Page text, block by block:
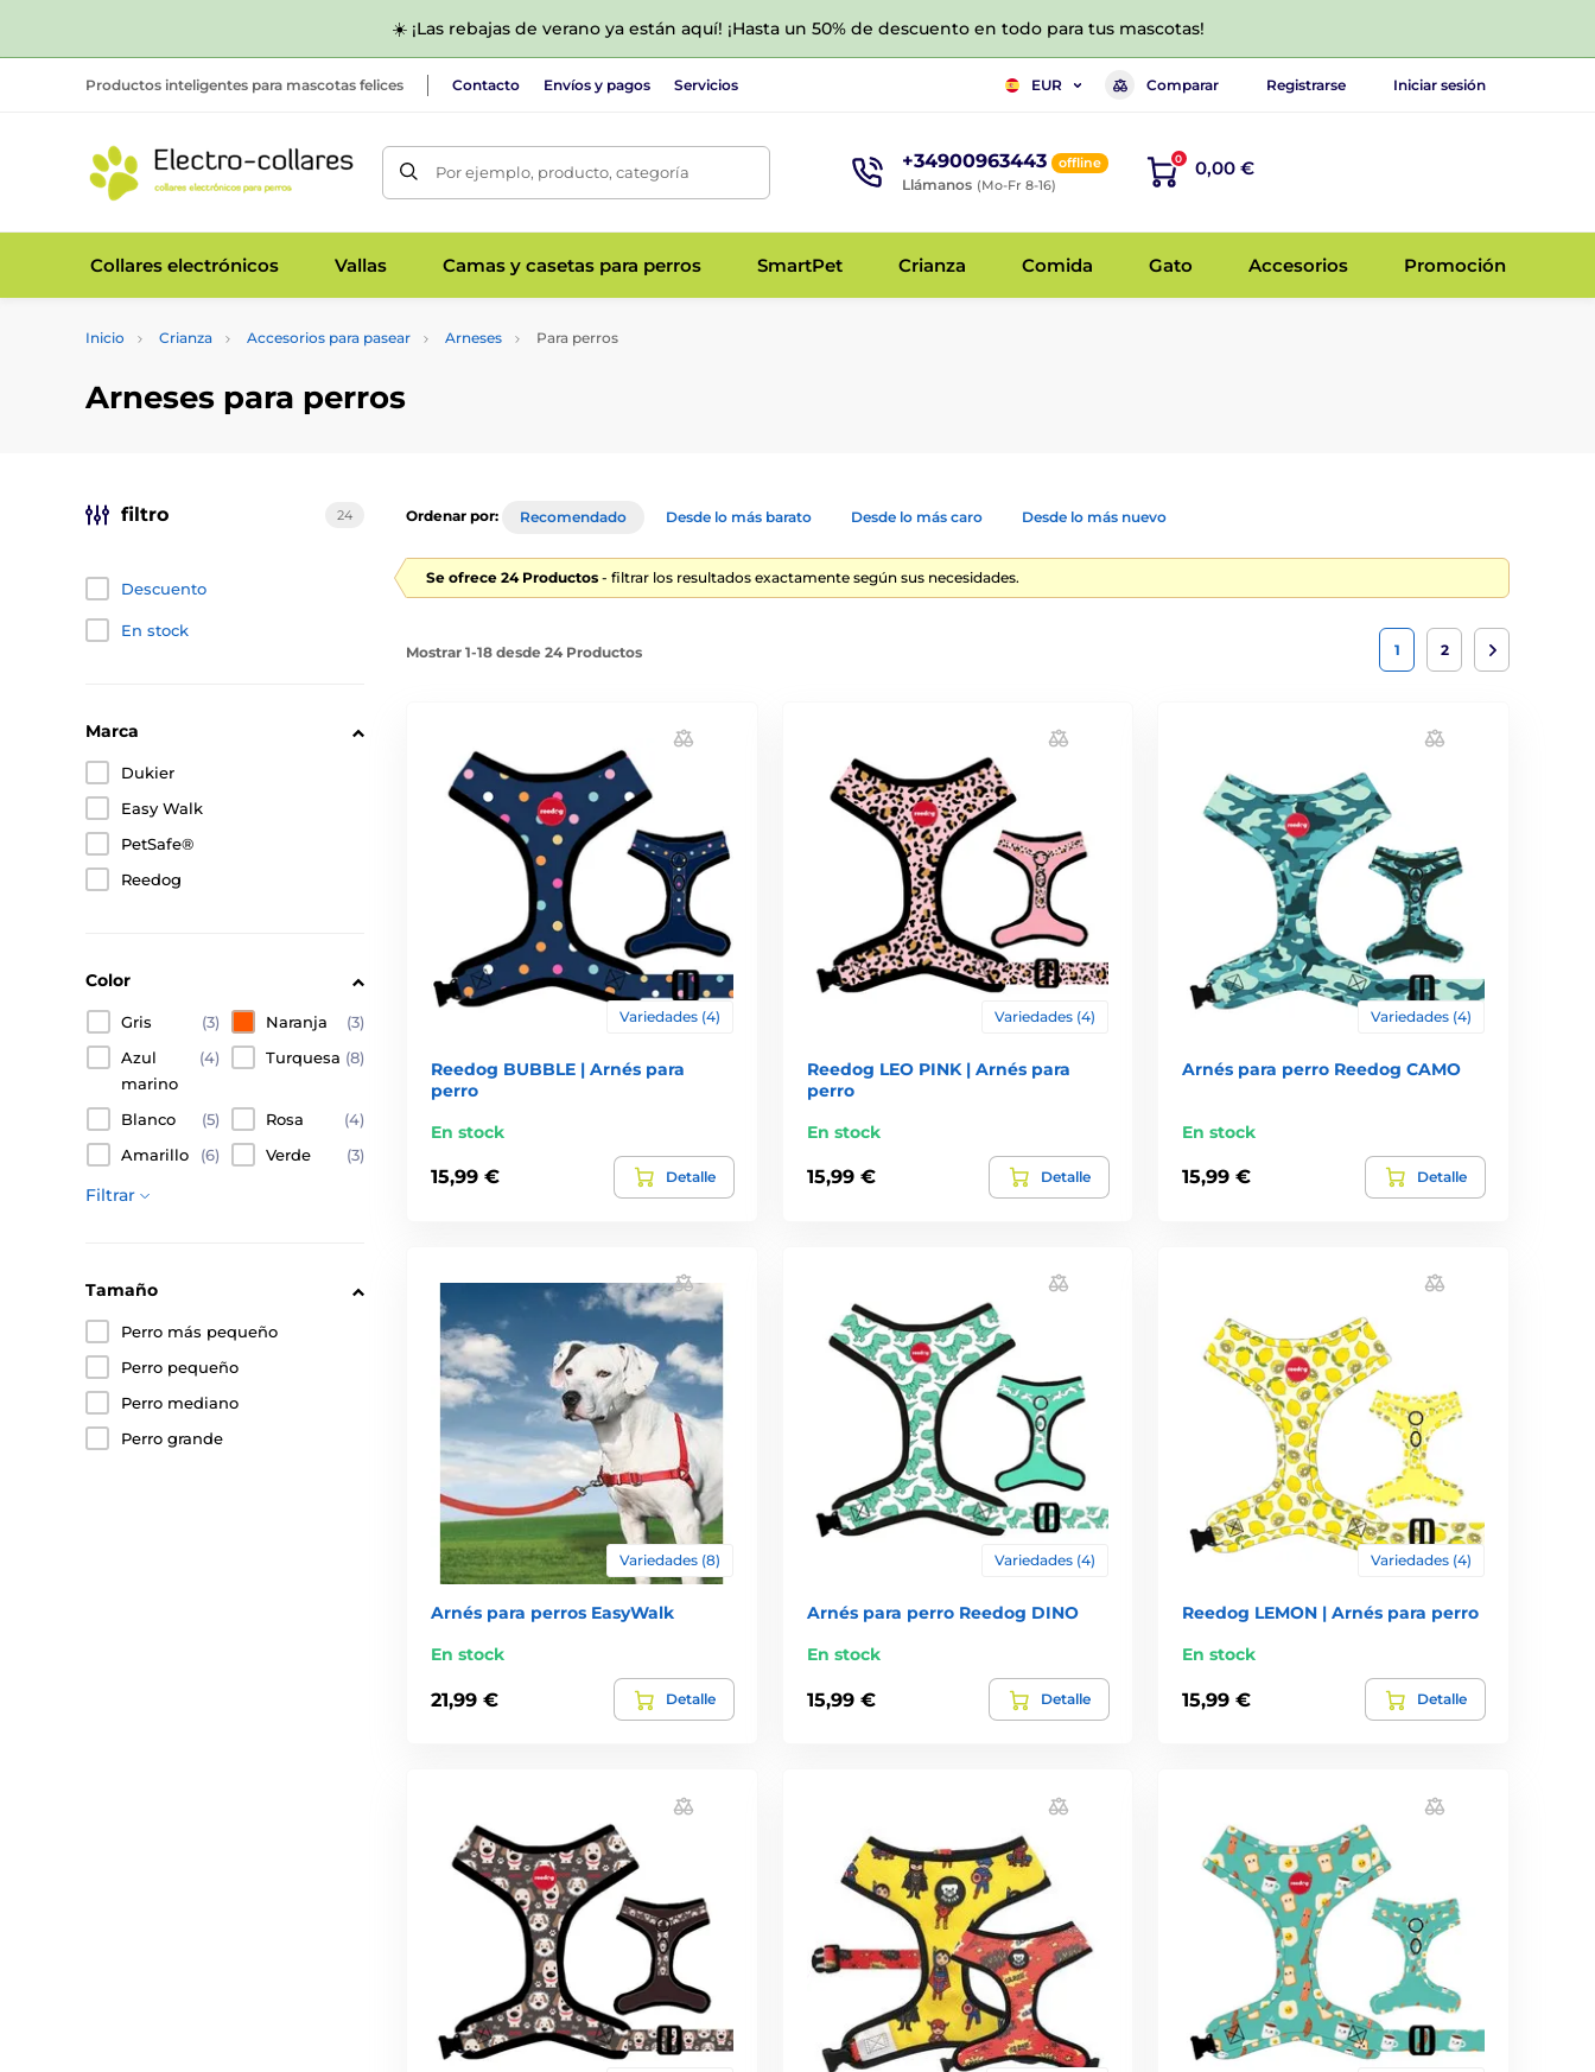
☀️ ¡Las rebajas de verano ya están aquí! ¡Hasta un 50% de descuento en todo para tus mascotas!
Productos inteligentes para mascotas felices Contacto Envíos y pagos Servicios EUR Comparar Registrarse Iniciar sesión
Por ejemplo, producto, categoría +34900963443 offline
Llámanos (Mo-Fr 8-16)
0 0,00 €
Collares electrónicos Vallas Camas y casetas para perros SmartPet Crianza Comida Gato Accesorios Promoción
Inicio Crianza Accesorios para pasear Arneses Para perros
Arneses para perros
filtro 24
Descuento
En stock
Marca
Dukier
Easy Walk
PetSafe®
Reedog
Color
Gris (3) Naranja
(3)
Azul
marino
(4) Turquesa (8)
Blanco (5) Rosa
(4)
Amarillo
(6) Verde (3)
Filtrar
Tamaño
Perro más pequeño
Perro pequeño
Perro mediano
Perro grande
Ordenar por: Recomendado Desde lo más barato Desde lo más caro Desde lo más nuevo
Se ofrece 24 Productos - filtrar los resultados exactamente según sus necesidades.
Mostrar 1-18 desde 24 Productos 1 2
Variedades (4)
Reedog BUBBLE | Arnés para
perro
En stock
15,99 € Detalle
Variedades (4)
Reedog LEO PINK | Arnés para
perro
En stock
15,99 € Detalle
Variedades (4)
Arnés para perro Reedog CAMO
En stock
15,99 € Detalle
Variedades (8)
Arnés para perros EasyWalk
En stock
21,99 € Detalle
Variedades (4)
Arnés para perro Reedog DINO
En stock
15,99 € Detalle
Variedades (4)
Reedog LEMON | Arnés para perro
En stock
15,99 € Detalle